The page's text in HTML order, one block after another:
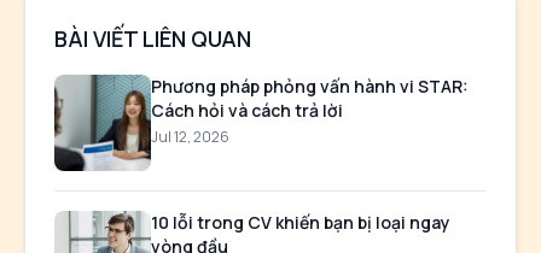
BÀI VIẾT LIÊN QUAN
Phương pháp phỏng vấn hành vi STAR:
Cách hỏi và cách trả lời
Jul 12, 2026
10 lỗi trong CV khiến bạn bị loại ngay
vòng đầu